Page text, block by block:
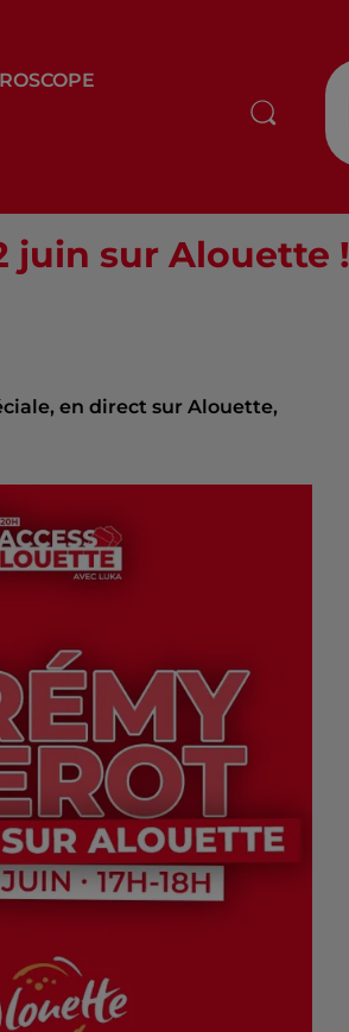
juin sur Alouette !
en direct sur Alouette,